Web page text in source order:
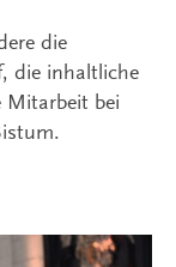
die
die inhaltliche
Mitarbeit bei